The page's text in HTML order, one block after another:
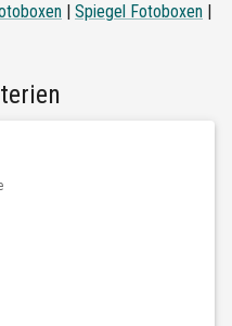
| Spiegel Fotoboxen |